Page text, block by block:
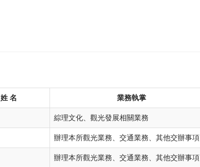
姓 名 業務執掌
綜理文化、觀光發展相關業務
辦理本所觀光業務、交通業務、其他交辦事項
辦理本所觀光業務、交通業務、其他交辦事項